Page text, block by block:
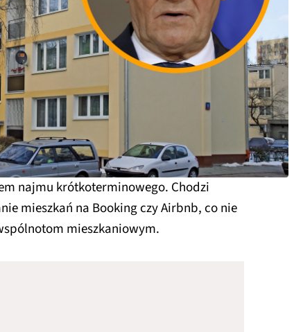
najmu krótkoterminowego. Chodzi
mieszkań na Booking czy Airbnb, co nie
mieszkaniowym.